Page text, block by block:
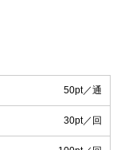
50pt／通
30pt／回